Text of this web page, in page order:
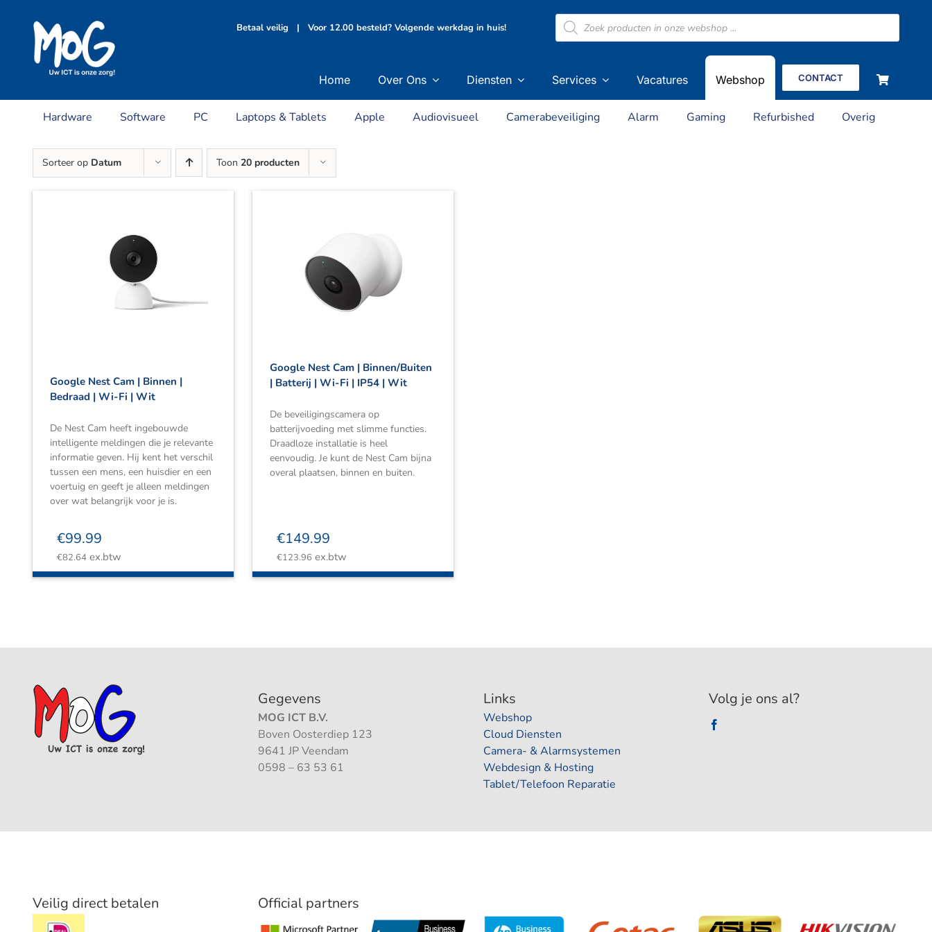
Betaal veilig | Voor 12.00 besteld? Volgende werkdag in huis!
Producten
zoeken
Home Over Ons Diensten Services Vacatures Webshop CONTACT
Hardware Software PC Laptops & Tablets Apple Audiovisueel Camerabeveiliging Alarm Gaming Refurbished Overig
Sorteer op Datum Toon 20 producten
Google Nest Cam | Binnen |
Bedraad | Wi-Fi | Wit
De Nest Cam heeft ingebouwde
intelligente meldingen die je relevante
informatie geven. Hij kent het verschil
tussen een mens, een huisdier en een
voertuig en geeft je alleen meldingen
over wat belangrijk voor je is.
€99.99
€82.64 ex.btw
Google Nest Cam | Binnen/Buiten
| Batterij | Wi-Fi | IP54 | Wit
De beveiligingscamera op
batterijvoeding met slimme functies.
Draadloze installatie is heel
eenvoudig. Je kunt de Nest Cam bijna
overal plaatsen, binnen en buiten.
€149.99
€123.96 ex.btw
Gegevens
MOG ICT B.V.
Boven Oosterdiep 123
9641 JP Veendam
0598 – 63 53 61
Links
Webshop
Cloud Diensten
Camera- & Alarmsystemen
Webdesign & Hosting
Tablet/Telefoon Reparatie
Volg je ons al?
Veilig direct betalen Official partners